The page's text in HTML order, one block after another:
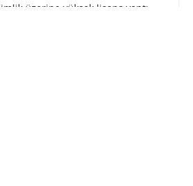
üzerine yüksek lisans yaptı.